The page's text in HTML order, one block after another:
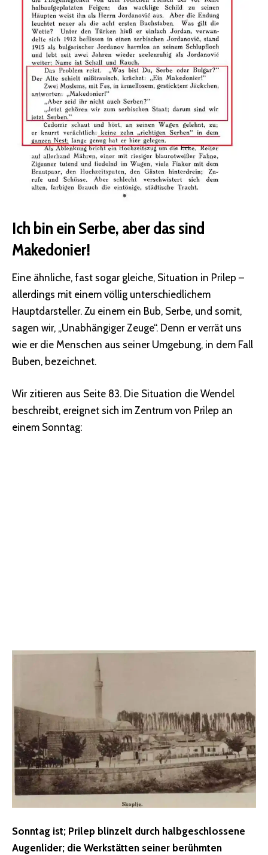
Ich bin ein Serbe, aber das sind
Makedonier!
Eine ähnliche, fast sogar gleiche, Situation in Prilep –
allerdings mit einem völlig unterschiedlichem
Hauptdarsteller. Zu einem ein Bub, Serbe, und somit,
sagen wir, „Unabhängiger Zeuge“. Denn er verrät uns
wie er die Menschen aus seiner Umgebung, in dem Fall
Buben, bezeichnet.
Wir zitieren aus Seite 83. Die Situation die Wendel
beschreibt, ereignet sich im Zentrum von Prilep an
einem Sonntag:
Sonntag ist; Prilep blinzelt durch halbgeschlossene
Augenlider; die Werkstätten seiner berühmten